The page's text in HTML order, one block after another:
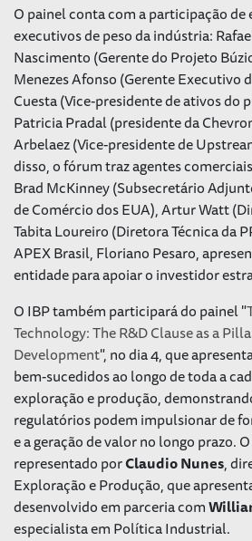
O painel conta com a participação de
executivos de peso da indústria:
Nascimento (Gerente do Projeto
Menezes Afonso (Gerente Executivo
Cuesta (Vice-presidente de ativos do
Patricia Pradal (presidente da
Arbelaez (Vice-presidente de
disso, o fórum traz agentes
Brad McKinney (Subsecretário
de Comércio dos EUA), Artur Watt
Tabita Loureiro (Diretora Técnica da
APEX Brasil, Floriano Pesaro,
entidade para apoiar o investidor
O IBP também participará do painel "
Technology: The R&D Clause as a
Development", no dia 4, que
bem-sucedidos ao longo de toda a
exploração e produção,
regulatórios podem impulsionar de
e a geração de valor no longo prazo.
representado porClaudio Nunes,
Exploração e Produção, que
desenvolvido em parceria com
especialista em Política Industrial.